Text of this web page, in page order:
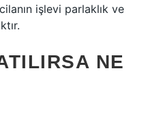
işlevi parlaklık ve
NE